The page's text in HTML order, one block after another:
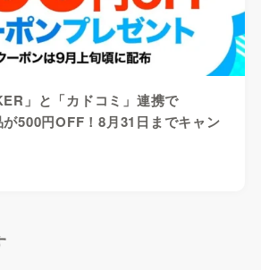
」と「カドコミ」連携で
500円OFF！8月31日までキャン